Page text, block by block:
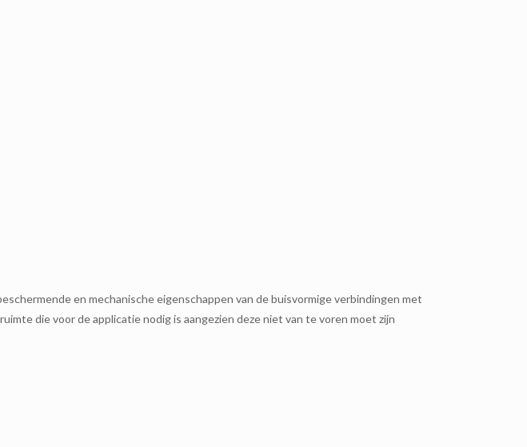
en mechanische eigenschappen van de buisvormige verbindingen met
die voor de applicatie nodig is aangezien deze niet van te voren moet zijn